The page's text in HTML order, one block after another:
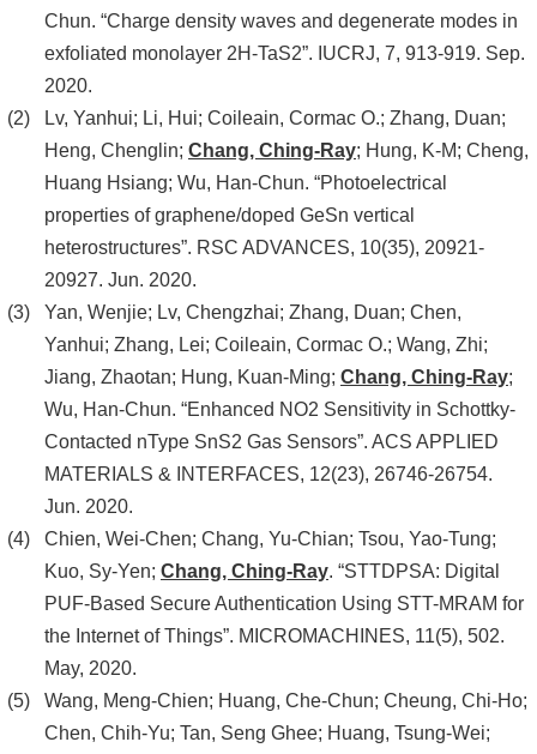
Chun. “Charge density waves and degenerate modes in
exfoliated monolayer 2H-TaS2”. IUCRJ, 7, 913-919. Sep.
2020.
Lv, Yanhui; Li, Hui; Coileain, Cormac O.; Zhang, Duan;
Heng, Chenglin; Chang, Ching-Ray; Hung, K-M; Cheng,
Huang Hsiang; Wu, Han-Chun. “Photoelectrical
properties of graphene/doped GeSn vertical
heterostructures”. RSC ADVANCES, 10(35), 20921-
20927. Jun. 2020.
Yan, Wenjie; Lv, Chengzhai; Zhang, Duan; Chen,
Yanhui; Zhang, Lei; Coileain, Cormac O.; Wang, Zhi;
Jiang, Zhaotan; Hung, Kuan-Ming; Chang, Ching-Ray;
Wu, Han-Chun. “Enhanced NO2 Sensitivity in Schottky-
Contacted nType SnS2 Gas Sensors”. ACS APPLIED
MATERIALS & INTERFACES, 12(23), 26746-26754.
Jun. 2020.
Chien, Wei-Chen; Chang, Yu-Chian; Tsou, Yao-Tung;
Kuo, Sy-Yen; Chang, Ching-Ray. “STTDPSA: Digital
PUF-Based Secure Authentication Using STT-MRAM for
the Internet of Things”. MICROMACHINES, 11(5), 502.
May, 2020.
Wang, Meng-Chien; Huang, Che-Chun; Cheung, Chi-Ho;
Chen, Chih-Yu; Tan, Seng Ghee; Huang, Tsung-Wei;